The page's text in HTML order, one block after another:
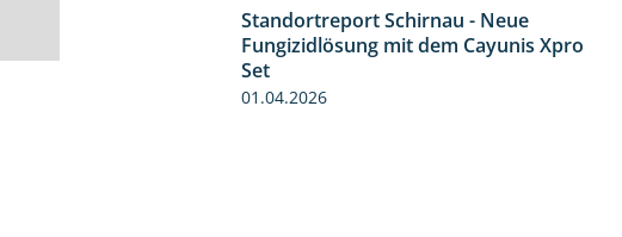
4:32
Standortreport Schirnau - Neue
Fungizidlösung mit dem Cayunis Xpro
Set
01.04.2026